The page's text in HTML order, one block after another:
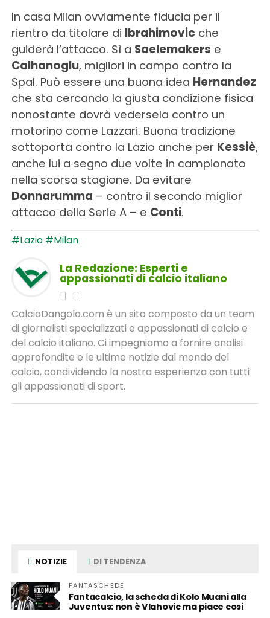
In casa Milan ovviamente fiducia per il
rientro da titolare di Ibrahimovic che
guiderà l’attacco. Sì a Saelemakers e
Calhanoglu, migliori in campo contro la
Spal. Può essere una buona idea Hernandez
che sta cercando la giusta condizione fisica
nonostante dovrà vedersela contro un
motorino come Lazzari. Buona tradizione
sottoporta contro la Lazio anche per Kessiè,
anche lui a segno due volte in campionato
nella scorsa stagione. Da evitare
Donnarumma – contro il secondo miglior
attacco della Serie A – e Conti.
#Lazio #Milan
La Redazione: Esperti e
appassionati di calcio italiano
CalcioDangolo.com è un sito composto da un team
di giornalisti specializzati e appassionati di calcio e
del calcio italiano. Ci impegniamo a fornire analisi
approfondite e le ultime notizie dal mondo del
calcio, condividendo la nostra esperienza con tutti
gli appassionati di sport.
NOTIZIE DI TENDENZA
FANTASCHEDE
Fantacalcio, la scheda di Kolo Muani alla
Juventus: non è Vlahovic ma piace così